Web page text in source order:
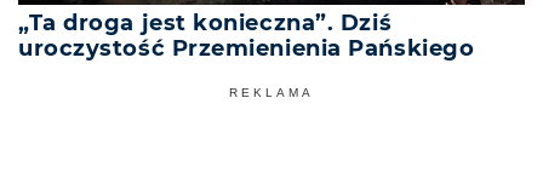
„Ta droga jest konieczna”. Dziś
uroczystość Przemienienia Pańskiego
REKLAMA